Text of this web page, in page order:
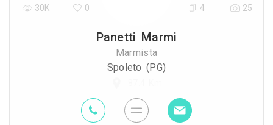
Panetti Marmi
Marmista
Spoleto (PG)
30K 0 4 25